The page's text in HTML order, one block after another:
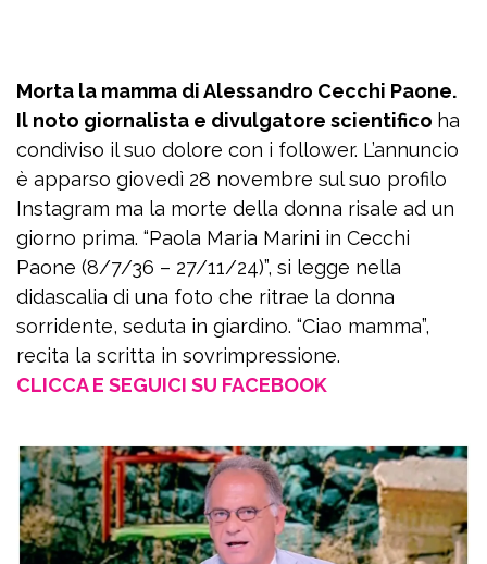
Morta la mamma di Alessandro Cecchi Paone.
Il noto giornalista e divulgatore scientifico ha
condiviso il suo dolore con i follower. L’annuncio
è apparso giovedì 28 novembre sul suo profilo
Instagram ma la morte della donna risale ad un
giorno prima. “Paola Maria Marini in Cecchi
Paone (8/7/36 – 27/11/24)”, si legge nella
didascalia di una foto che ritrae la donna
sorridente, seduta in giardino. “Ciao mamma”,
recita la scritta in sovrimpressione.
CLICCA E SEGUICI SU FACEBOOK